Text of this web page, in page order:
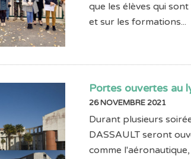
que les élèves qui
et sur les formations...
Portes ouvertes au
26 NOVEMBRE 2021
Durant plusieurs
DASSAULT seront
comme